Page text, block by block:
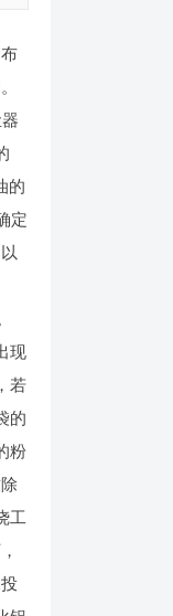
的
定
现
若
的
粉
工